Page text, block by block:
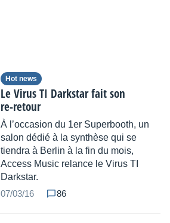
Hot news
Le Virus TI Darkstar fait son
re-retour
À l’occasion du 1er Superbooth, un
salon dédié à la synthèse qui se
tiendra à Berlin à la fin du mois,
Access Music relance le Virus TI
Darkstar.
07/03/16
86